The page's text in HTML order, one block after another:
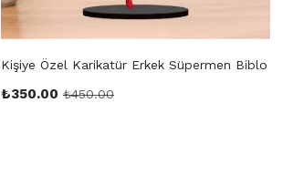
Kişiye Özel Karikatür Erkek Süpermen Biblo
₺350.00 ₺450.00